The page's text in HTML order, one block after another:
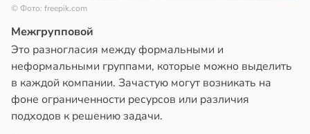
© Фото: freepik.com
Межгрупповой
Это разногласия между формальными и
неформальными группами, которые можно выделить
в каждой компании. Зачастую могут возникать на
фоне ограниченности ресурсов или различия
подходов к решению задачи.